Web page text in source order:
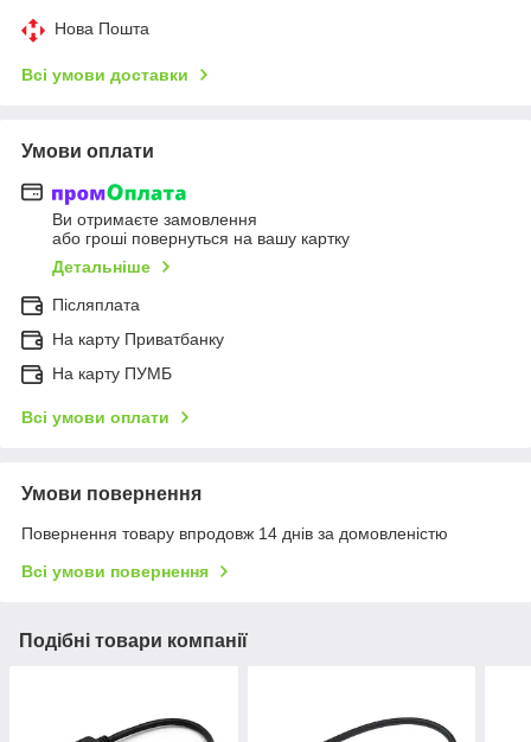
Нова Пошта
Всі умови доставки
Умови оплати
Ви отримаєте замовлення
або гроші повернуться на вашу картку
Детальніше
Післяплата
На карту Приватбанку
На карту ПУМБ
Всі умови оплати
Умови повернення
Повернення товару впродовж 14 днів за домовленістю
Всі умови повернення
Подібні товари компанії